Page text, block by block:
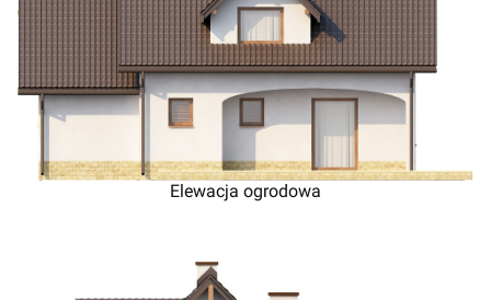
Elewacja ogrodowa